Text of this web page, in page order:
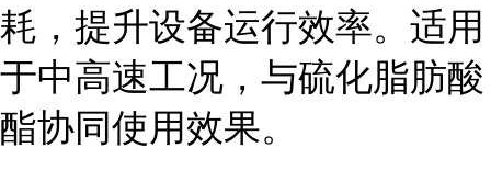
耗，提升设备运行效率。适用
于中高速工况，与硫化脂肪酸
酯协同使用效果。